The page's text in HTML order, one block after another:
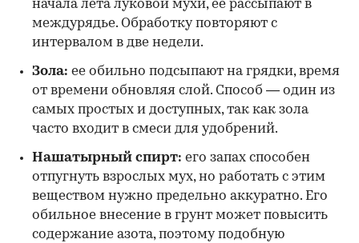
начала лета луковой мухи, ее рассыпают в
междурядье. Обработку повторяют с
интервалом в две недели.
Зола: ее обильно подсыпают на грядки, время
от времени обновляя слой. Способ — один из
самых простых и доступных, так как зола
часто входит в смеси для удобрений.
Нашатырный спирт: его запах способен
отпугнуть взрослых мух, но работать с этим
веществом нужно предельно аккуратно. Его
обильное внесение в грунт может повысить
содержание азота, поэтому подобную